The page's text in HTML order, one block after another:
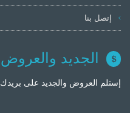
إتصل بنا
الجديد والعروض
إستلم العروض والجديد على بريدك